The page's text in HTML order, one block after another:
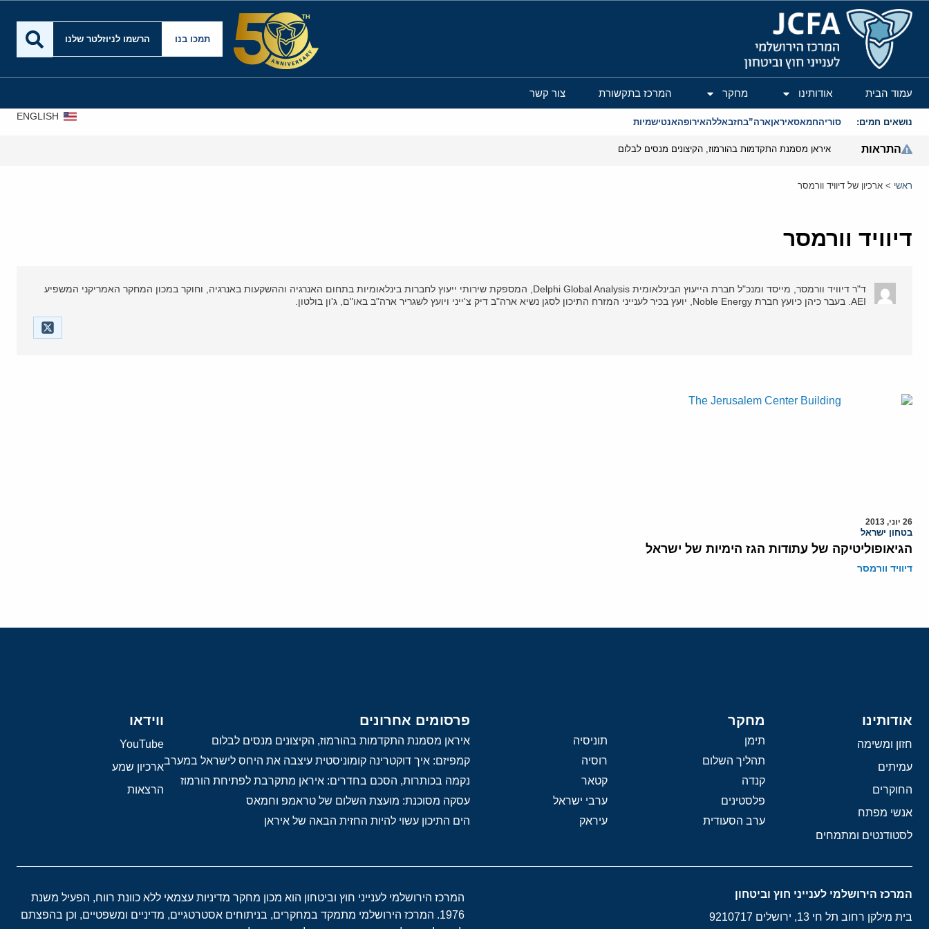
המרכז הירושלמי לענייני חוץ וביטחון
תמכו בנו הרשמו לניוזלטר שלנו
עמוד הבית אודותינו מחקר המרכז בתקשורת צור קשר
נושאים חמים: סוריהחמאסאיראןארה”בחזבאללהאירופהאנטישמיות
ENGLISH
התראות איראן מסמנת התקדמות בהורמוז, הקיצונים מנסים לבלום
ראשי > ארכיון של דיוויד וורמסר
דיוויד וורמסר
ד"ר דיוויד וורמסר, מייסד ומנכ"ל חברת הייעוץ הבינלאומית Delphi Global Analysis, המספקת שירותי ייעוץ לחברות בינלאומיות בתחום האנרגיה וההשקעות באנרגיה, וחוקר במכון המחקר האמריקני המשפיע
AEI. בעבר כיהן כיועץ חברת Noble Energy, יועץ בכיר לענייני המזרח התיכון לסגן נשיא ארה"ב דיק צ'ייני ויועץ לשגריר ארה"ב באו"ם, ג'ון בולטון.
26 יוני, 2013
בטחון ישראל
הגיאופוליטיקה של עתודות הגז הימיות של ישראל
דיוויד וורמסר
אודותינו
חזון ומשימה
עמיתים
החוקרים
אנשי מפתח
לסטודנטים ומתמחים
מחקר
תימן
תוניסיה
תהליך השלום
רוסיה
קנדה
קטאר
פלסטינים
ערבי ישראל
ערב הסעודית
עיראק
פרסומים אחרונים
איראן מסמנת התקדמות בהורמוז, הקיצונים מנסים לבלום
קמפיזם: איך דוקטרינה קומוניסטית עיצבה את היחס לישראל במערב
נקמה בכותרות, הסכם בחדרים: איראן מתקרבת לפתיחת הורמוז
עסקה מסוכנת: מועצת השלום של טראמפ וחמאס
הים התיכון עשוי להיות החזית הבאה של איראן
ווידאו
YouTube
ארכיון שמע
הרצאות
המרכז הירושלמי לענייני חוץ וביטחון
בית מילקן רחוב תל חי 13, ירושלים 9210717
המרכז הירושלמי לענייני חוץ וביטחון הוא מכון מחקר מדיניות עצמאי ללא כוונת רווח, הפעיל משנת
1976. המרכז הירושלמי מתמקד במחקרים, בניתוחים אסטרטגיים, מדיניים ומשפטיים, וכן בהפצתם